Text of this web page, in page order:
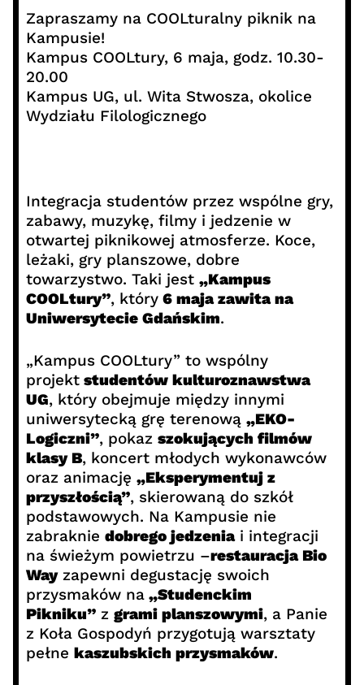
Zapraszamy na COOLturalny piknik na
Kampusie!
Kampus COOLtury, 6 maja, godz. 10.30-
20.00
Kampus UG, ul. Wita Stwosza, okolice
Wydziału Filologicznego
Integracja studentów przez wspólne gry,
zabawy, muzykę, filmy i jedzenie w
otwartej piknikowej atmosferze. Koce,
leżaki, gry planszowe, dobre
towarzystwo. Taki jest „Kampus
COOLtury”, który6 maja zawita na
Uniwersytecie Gdańskim.
„Kampus COOLtury” to wspólny
projektstudentów kulturoznawstwa
UG, który obejmuje między innymi
uniwersytecką grę terenową „EKO-
Logiczni”, pokaz szokujących filmów
klasy B, koncert młodych wykonawców
oraz animację „Eksperymentuj z
przyszłością”, skierowaną do szkół
podstawowych. Na Kampusie nie
zabraknie dobrego jedzeniai integracji
na świeżym powietrzu –restauracja Bio
Wayzapewni degustację swoich
przysmaków na„Studenckim
Pikniku”z grami planszowymi, a Panie
z Koła Gospodyń przygotują warsztaty
pełne kaszubskich przysmaków.